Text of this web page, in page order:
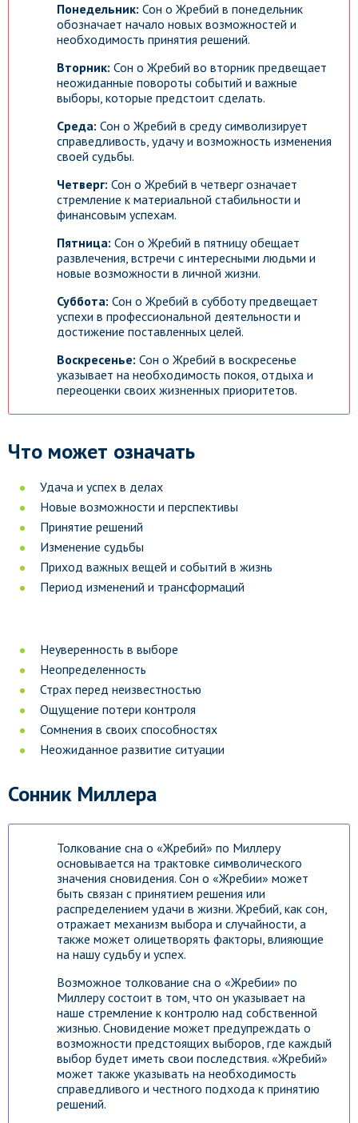
Понедельник: Сон о Жребий в понедельник
обозначает начало новых возможностей и
необходимость принятия решений.
Вторник: Сон о Жребий во вторник предвещает
неожиданные повороты событий и важные
выборы, которые предстоит сделать.
Среда: Сон о Жребий в среду символизирует
справедливость, удачу и возможность изменения
своей судьбы.
Четверг: Сон о Жребий в четверг означает
стремление к материальной стабильности и
финансовым успехам.
Пятница: Сон о Жребий в пятницу обещает
развлечения, встречи с интересными людьми и
новые возможности в личной жизни.
Суббота: Сон о Жребий в субботу предвещает
успехи в профессиональной деятельности и
достижение поставленных целей.
Воскресенье: Сон о Жребий в воскресенье
указывает на необходимость покоя, отдыха и
переоценки своих жизненных приоритетов.
Что может означать
Удача и успех в делах
Новые возможности и перспективы
Принятие решений
Изменение судьбы
Приход важных вещей и событий в жизнь
Период изменений и трансформаций
Неуверенность в выборе
Неопределенность
Страх перед неизвестностью
Ощущение потери контроля
Сомнения в своих способностях
Неожиданное развитие ситуации
Сонник Миллера
Толкование сна о «Жребий» по Миллеру
основывается на трактовке символического
значения сновидения. Сон о «Жребии» может
быть связан с принятием решения или
распределением удачи в жизни. Жребий, как сон,
отражает механизм выбора и случайности, а
также может олицетворять факторы, влияющие
на нашу судьбу и успех.
Возможное толкование сна о «Жребии» по
Миллеру состоит в том, что он указывает на
наше стремление к контролю над собственной
жизнью. Сновидение может предупреждать о
возможности предстоящих выборов, где каждый
выбор будет иметь свои последствия. «Жребий»
может также указывать на необходимость
справедливого и честного подхода к принятию
решений.